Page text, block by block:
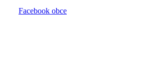
Facebook obce